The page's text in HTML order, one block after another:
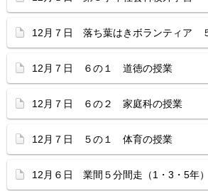
12月７日 落ち葉はきボランティア
12月７日 ６の１ 道徳の授業
12月７日 ６の２ 家庭科の授業
12月７日 ５の１ 体育の授業
12月６日 業間５分間走（1・3・5年）